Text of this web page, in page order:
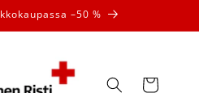
–50 %
Ostoskori